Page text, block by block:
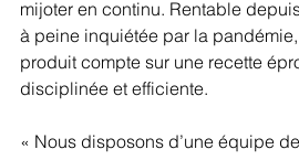
mijoter en continu. Rentable
à peine inquiétée par la
produit compte sur une recette
disciplinée et efficiente.
« Nous disposons d’une équipe